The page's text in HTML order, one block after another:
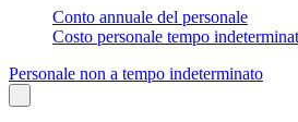
Conto annuale del personale
Costo personale tempo
Personale non a tempo indeterminato